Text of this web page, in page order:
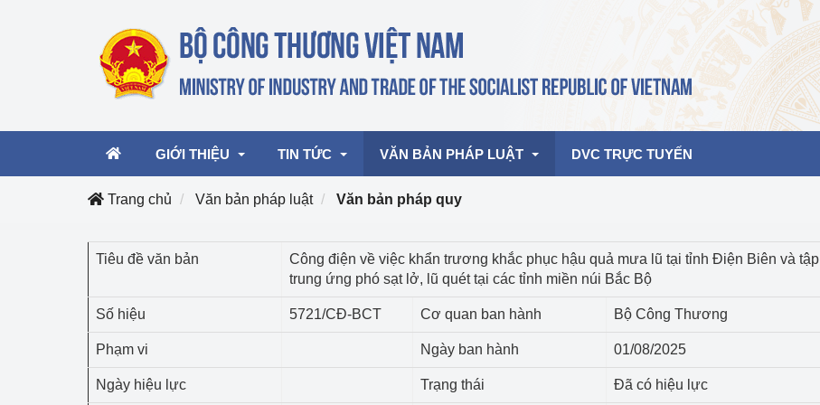
GIỚI THIỆU
Lãnh đạo Bộ
TIN TỨC
Hoạt động
Hoạt động của lãnh đạo Đảng, Nhà
nước
Hoạt động của Lãnh đạo Bộ
Giải thưởng Công nghiệp, Thương
mại, Dịch vụ Việt Nam 2026
Hoạt động của Bộ trưởng
VĂN BẢN PHÁP LUẬT
Văn bản pháp quy
Văn bản điều hành
Văn bản hợp nhất
DVC TRỰC TUYẾN
Trang chủ Văn bản pháp luật Văn bản pháp quy
Tiêu đề văn bản
Công điện về việc khẩn trương khắc phục hậu quả mưa lũ tại tỉnh Điện Biên và tập
trung ứng phó sạt lở, lũ quét tại các tỉnh miền núi Bắc Bộ
Số hiệu 5721/CĐ-BCT Cơ quan ban hành Bộ Công Thương
Phạm vi Ngày ban hành 01/08/2025
Ngày hiệu lực Trạng thái Đã có hiệu lực